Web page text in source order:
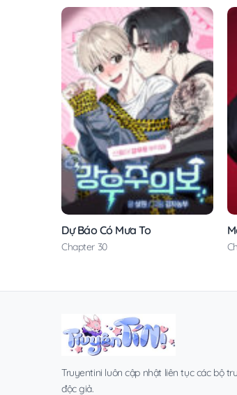
Dự Báo Có Mưa To
Chapter 30
Truyentini luôn cập nhật liên tục các bộ
độc giả.